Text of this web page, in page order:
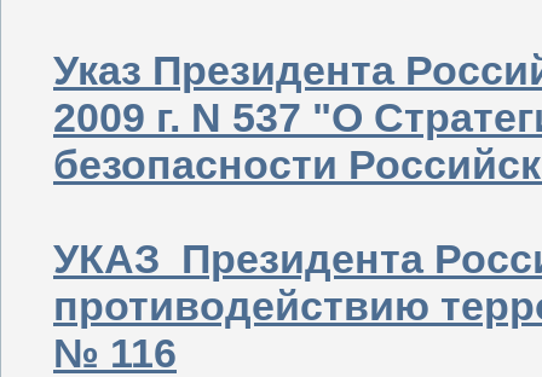
Указ Президента
2009 г. N 537 "О
безопасности
УКАЗ Президента
противодействию
№ 116